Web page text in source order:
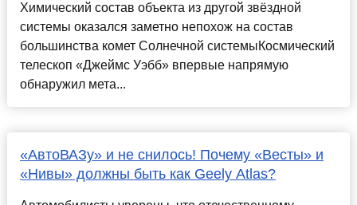
Химический состав объекта из другой звёздной
системы оказался заметно непохож на состав
большинства комет Солнечной системыКосмический
телескоп «Джеймс Уэбб» впервые напрямую
обнаружил мета...
«АвтоВАЗу» и не снилось! Почему «Весты» и
«Нивы» должны быть как Geely Atlas?